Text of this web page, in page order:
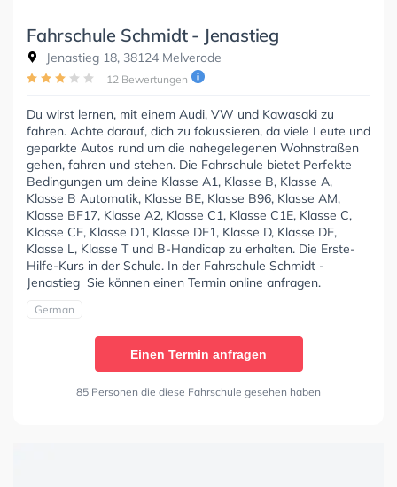
Fahrschule Schmidt - Jenastieg
Jenastieg 18, 38124 Melverode
12 Bewertungen
Du wirst lernen, mit einem Audi, VW und Kawasaki zu
fahren. Achte darauf, dich zu fokussieren, da viele Leute und
geparkte Autos rund um die nahegelegenen Wohnstraßen
gehen, fahren und stehen. Die Fahrschule bietet Perfekte
Bedingungen um deine Klasse A1, Klasse B, Klasse A,
Klasse B Automatik, Klasse BE, Klasse B96, Klasse AM,
Klasse BF17, Klasse A2, Klasse C1, Klasse C1E, Klasse C,
Klasse CE, Klasse D1, Klasse DE1, Klasse D, Klasse DE,
Klasse L, Klasse T und B-Handicap zu erhalten. Die Erste-
Hilfe-Kurs in der Schule. In der Fahrschule Schmidt -
Jenastieg Sie können einen Termin online anfragen.
German
Einen Termin anfragen
85 Personen die diese Fahrschule gesehen haben